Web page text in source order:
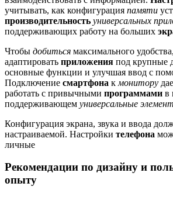
учитывать, как конфигурация памяти
производительность универсальных
поддерживающих работу на больших
Чтобы добиться максимального
адаптировать приложения под крупные
основные функции и улучшая ввод с
Подключение смартфона к монитору
работать с привычными программами в
поддерживающем универсальные
Конфигурация экрана, звука и ввода
настраиваемой. Настройки телефона
личные
Рекомендации по дизайну и
опыту